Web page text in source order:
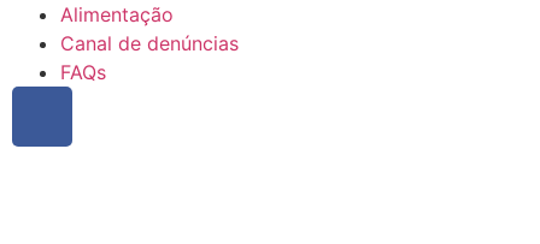
Alimentação
Canal de denúncias
FAQs